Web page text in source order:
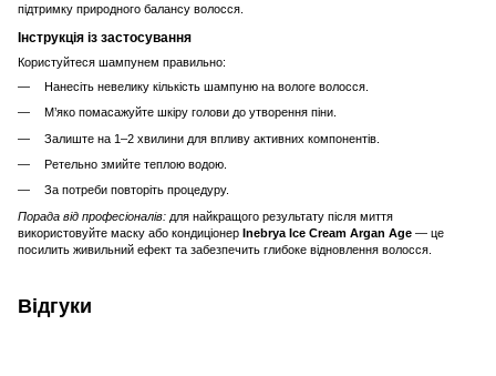
підтримку природного балансу волосся.
Інструкція із застосування
Користуйтеся шампунем правильно:
Нанесіть невелику кількість шампуню на вологе волосся.
М’яко помасажуйте шкіру голови до утворення піни.
Залиште на 1–2 хвилини для впливу активних компонентів.
Ретельно змийте теплою водою.
За потреби повторіть процедуру.
Порада від професіоналів: для найкращого результату після миття
використовуйте маску або кондиціонер Inebrya Ice Cream Argan Age — це
посилить живильний ефект та забезпечить глибоке відновлення волосся.
Відгуки